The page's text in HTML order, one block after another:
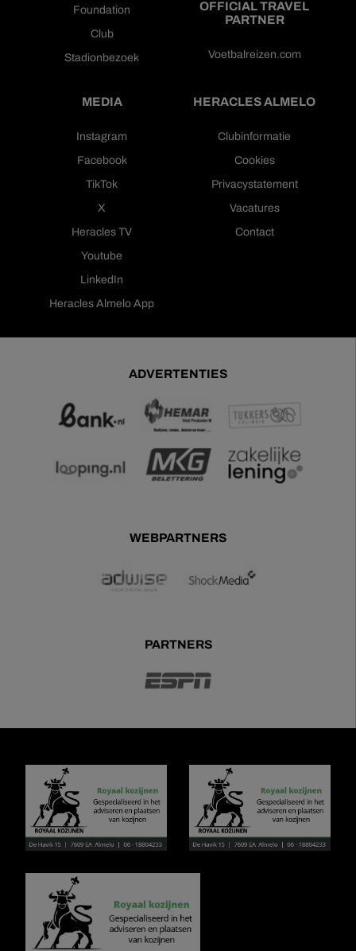
Foundation
Club
Stadionbezoek
OFFICIAL TRAVEL
PARTNER
Voetbalreizen.com
MEDIA
Instagram
Facebook
TikTok
X
Heracles TV
Youtube
LinkedIn
Heracles Almelo App
HERACLES ALMELO
Clubinformatie
Cookies
Privacystatement
Vacatures
Contact
ADVERTENTIES
WEBPARTNERS
PARTNERS